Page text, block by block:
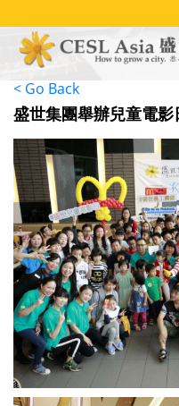
至
< Go Back
盛世集團舉辦兒童電